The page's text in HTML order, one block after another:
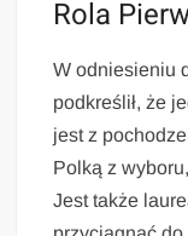
Rola
W odniesieniu
podkreślił, że
jest z
Polką z
Jest także